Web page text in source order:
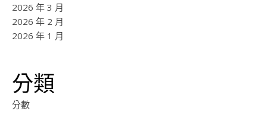
2026 年 3 月
2026 年 2 月
2026 年 1 月
分類
分數